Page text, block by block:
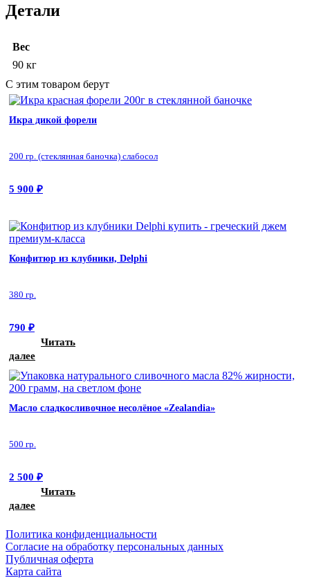
Детали
Вес
90 кг
С этим товаром берут
Икра дикой форели
200 гр. (стеклянная баночка) слабосол
5 900 ₽
Конфитюр из клубники, Delphi
380 гр.
790 ₽
Читать
далее
Масло сладкосливочное несолёное «Zealandia»
500 гр.
2 500 ₽
Читать
далее
Политика конфиденциальности
Cогласие на обработку персональных данных
Публичная оферта
Карта сайта